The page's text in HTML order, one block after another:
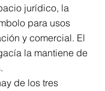
jurídico, la
para usos
y comercial. El
la mantiene de
de los tres